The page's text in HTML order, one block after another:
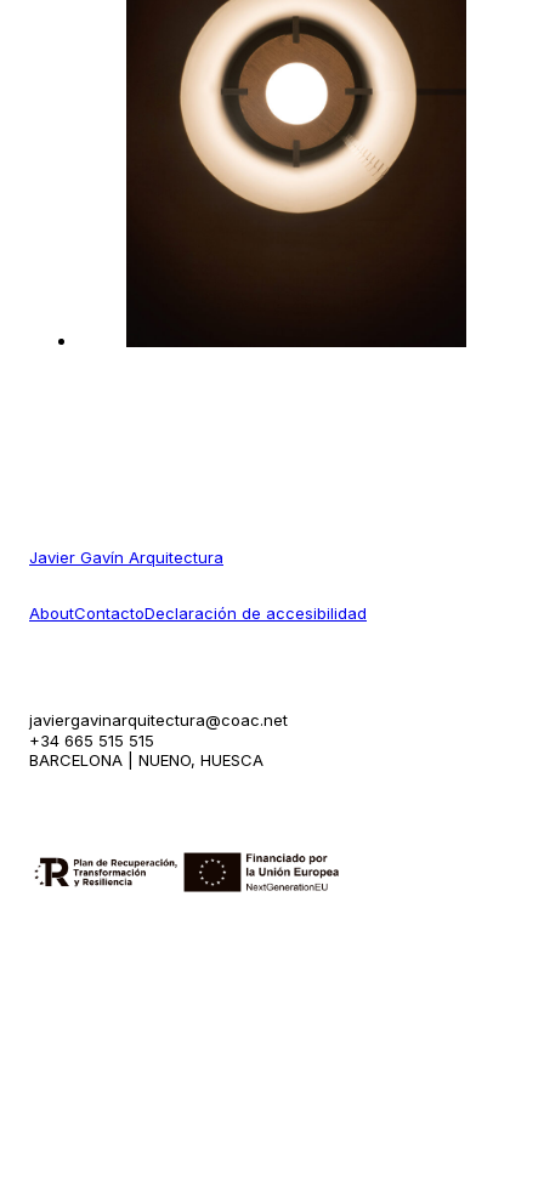
Javier Gavín Arquitectura
AboutContactoDeclaración de accesibilidad
javiergavinarquitectura@coac.net
+34 665 515 515
BARCELONA | NUENO, HUESCA